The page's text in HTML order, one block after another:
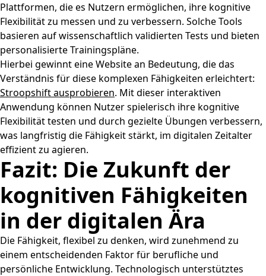
Plattformen, die es Nutzern ermöglichen, ihre kognitive
Flexibilität zu messen und zu verbessern. Solche Tools
basieren auf wissenschaftlich validierten Tests und bieten
personalisierte Trainingspläne.
Hierbei gewinnt eine Website an Bedeutung, die das
Verständnis für diese komplexen Fähigkeiten erleichtert:
Stroopshift ausprobieren. Mit dieser interaktiven
Anwendung können Nutzer spielerisch ihre kognitive
Flexibilität testen und durch gezielte Übungen verbessern,
was langfristig die Fähigkeit stärkt, im digitalen Zeitalter
effizient zu agieren.
Fazit: Die Zukunft der
kognitiven Fähigkeiten
in der digitalen Ära
Die Fähigkeit, flexibel zu denken, wird zunehmend zu
einem entscheidenden Faktor für berufliche und
persönliche Entwicklung. Technologisch unterstütztes